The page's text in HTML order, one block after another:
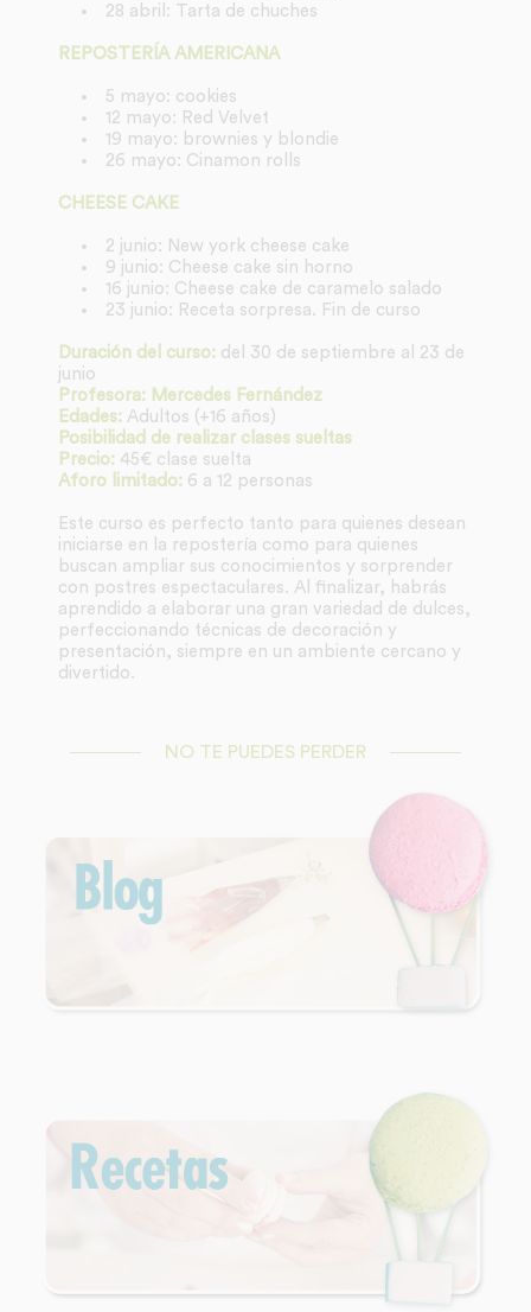
28 abril: Tarta de chuches
REPOSTERÍA AMERICANA
5 mayo: cookies
12 mayo: Red Velvet
19 mayo: brownies y blondie
26 mayo: Cinamon rolls
CHEESE CAKE
2 junio: New york cheese cake
9 junio: Cheese cake sin horno
16 junio: Cheese cake de caramelo salado
23 junio: Receta sorpresa. Fin de curso
Duración del curso: del 30 de septiembre al 23 de
junio
Profesora: Mercedes Fernández
Edades:Adultos (+16 años)
Posibilidad de realizar clases sueltas
Precio: 45€ clase suelta
Aforo limitado:6 a 12 personas
Este curso es perfecto tanto para quienes desean
iniciarse en la repostería como para quienes
buscan ampliar sus conocimientos y sorprender
con postres espectaculares. Al finalizar, habrás
aprendido a elaborar una gran variedad de dulces,
perfeccionando técnicas de decoración y
presentación, siempre en un ambiente cercano y
divertido.
NO TE PUEDES PERDER